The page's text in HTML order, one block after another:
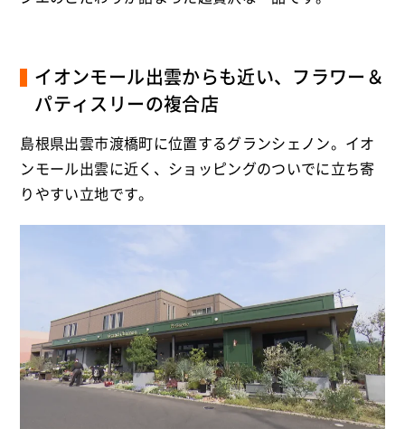
イオンモール出雲からも近い、フラワー＆
パティスリーの複合店
島根県出雲市渡橋町に位置するグランシェノン。イオ
ンモール出雲に近く、ショッピングのついでに立ち寄
りやすい立地です。